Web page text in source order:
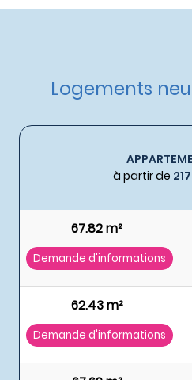
Logements
à partir de
67.82 m²
Demande d'informations
62.43 m²
Demande d'informations